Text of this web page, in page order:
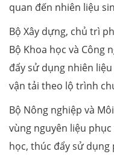
quan đến nhiên liệu
Bộ Xây dựng, chủ trì
Bộ Khoa học và Công
đẩy sử dụng nhiên
vận tải theo lộ trình
Bộ Nông nghiệp và
vùng nguyên liệu
học, thúc đẩy sử